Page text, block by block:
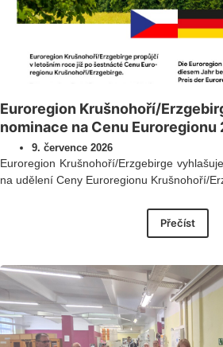
Euroregion Krušnohoří/
nominace na Cenu Euroregionu
9. července 2026
Euroregion Krušnohoří/Erzgebirge
na udělení Ceny Euroregionu Krušnohoří/
Přečíst